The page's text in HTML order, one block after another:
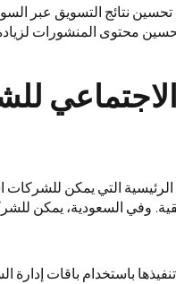
نتائج التسويق عبر
محتوى المنشورات
الرئيسية التي يمكن
وفي السعودية، يمكن
باستخدام باقات إدارة